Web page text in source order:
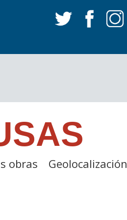
obras Geolocalización